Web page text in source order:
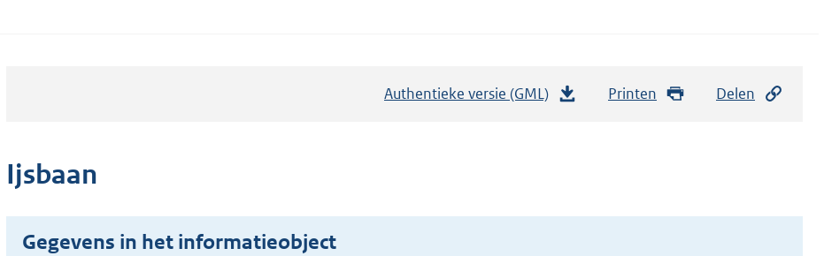
Authentieke versie (GML)
n
Printen Delen
Ijsbaan
Gegevens in het informatieobject